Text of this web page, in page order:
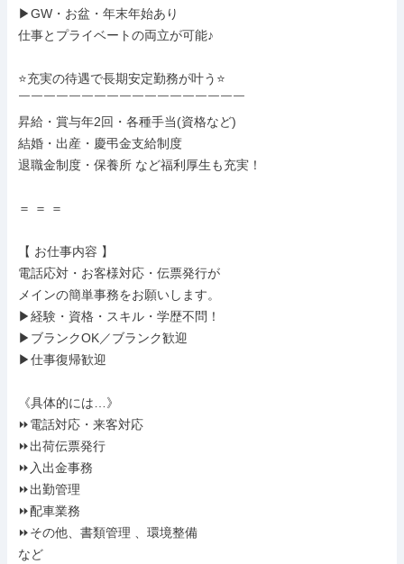
▶GW・お盆・年末年始あり
仕事とプライベートの両立が可能♪
⭐充実の待遇で長期安定勤務が叶う⭐
￣￣￣￣￣￣￣￣￣￣￣￣￣￣￣￣￣￣
昇給・賞与年2回・各種手当(資格など)
結婚・出産・慶弔金支給制度
退職金制度・保養所 など福利厚生も充実！
＝ ＝ ＝
【 お仕事内容 】
電話応対・お客様対応・伝票発行が
メインの簡単事務をお願いします。
▶経験・資格・スキル・学歴不問！
▶ブランクOK／ブランク歓迎
▶仕事復帰歓迎
《具体的には…》
⏩電話対応・来客対応
⏩出荷伝票発行
⏩入出金事務
⏩出勤管理
⏩配車業務
⏩その他、書類管理 、環境整備
など